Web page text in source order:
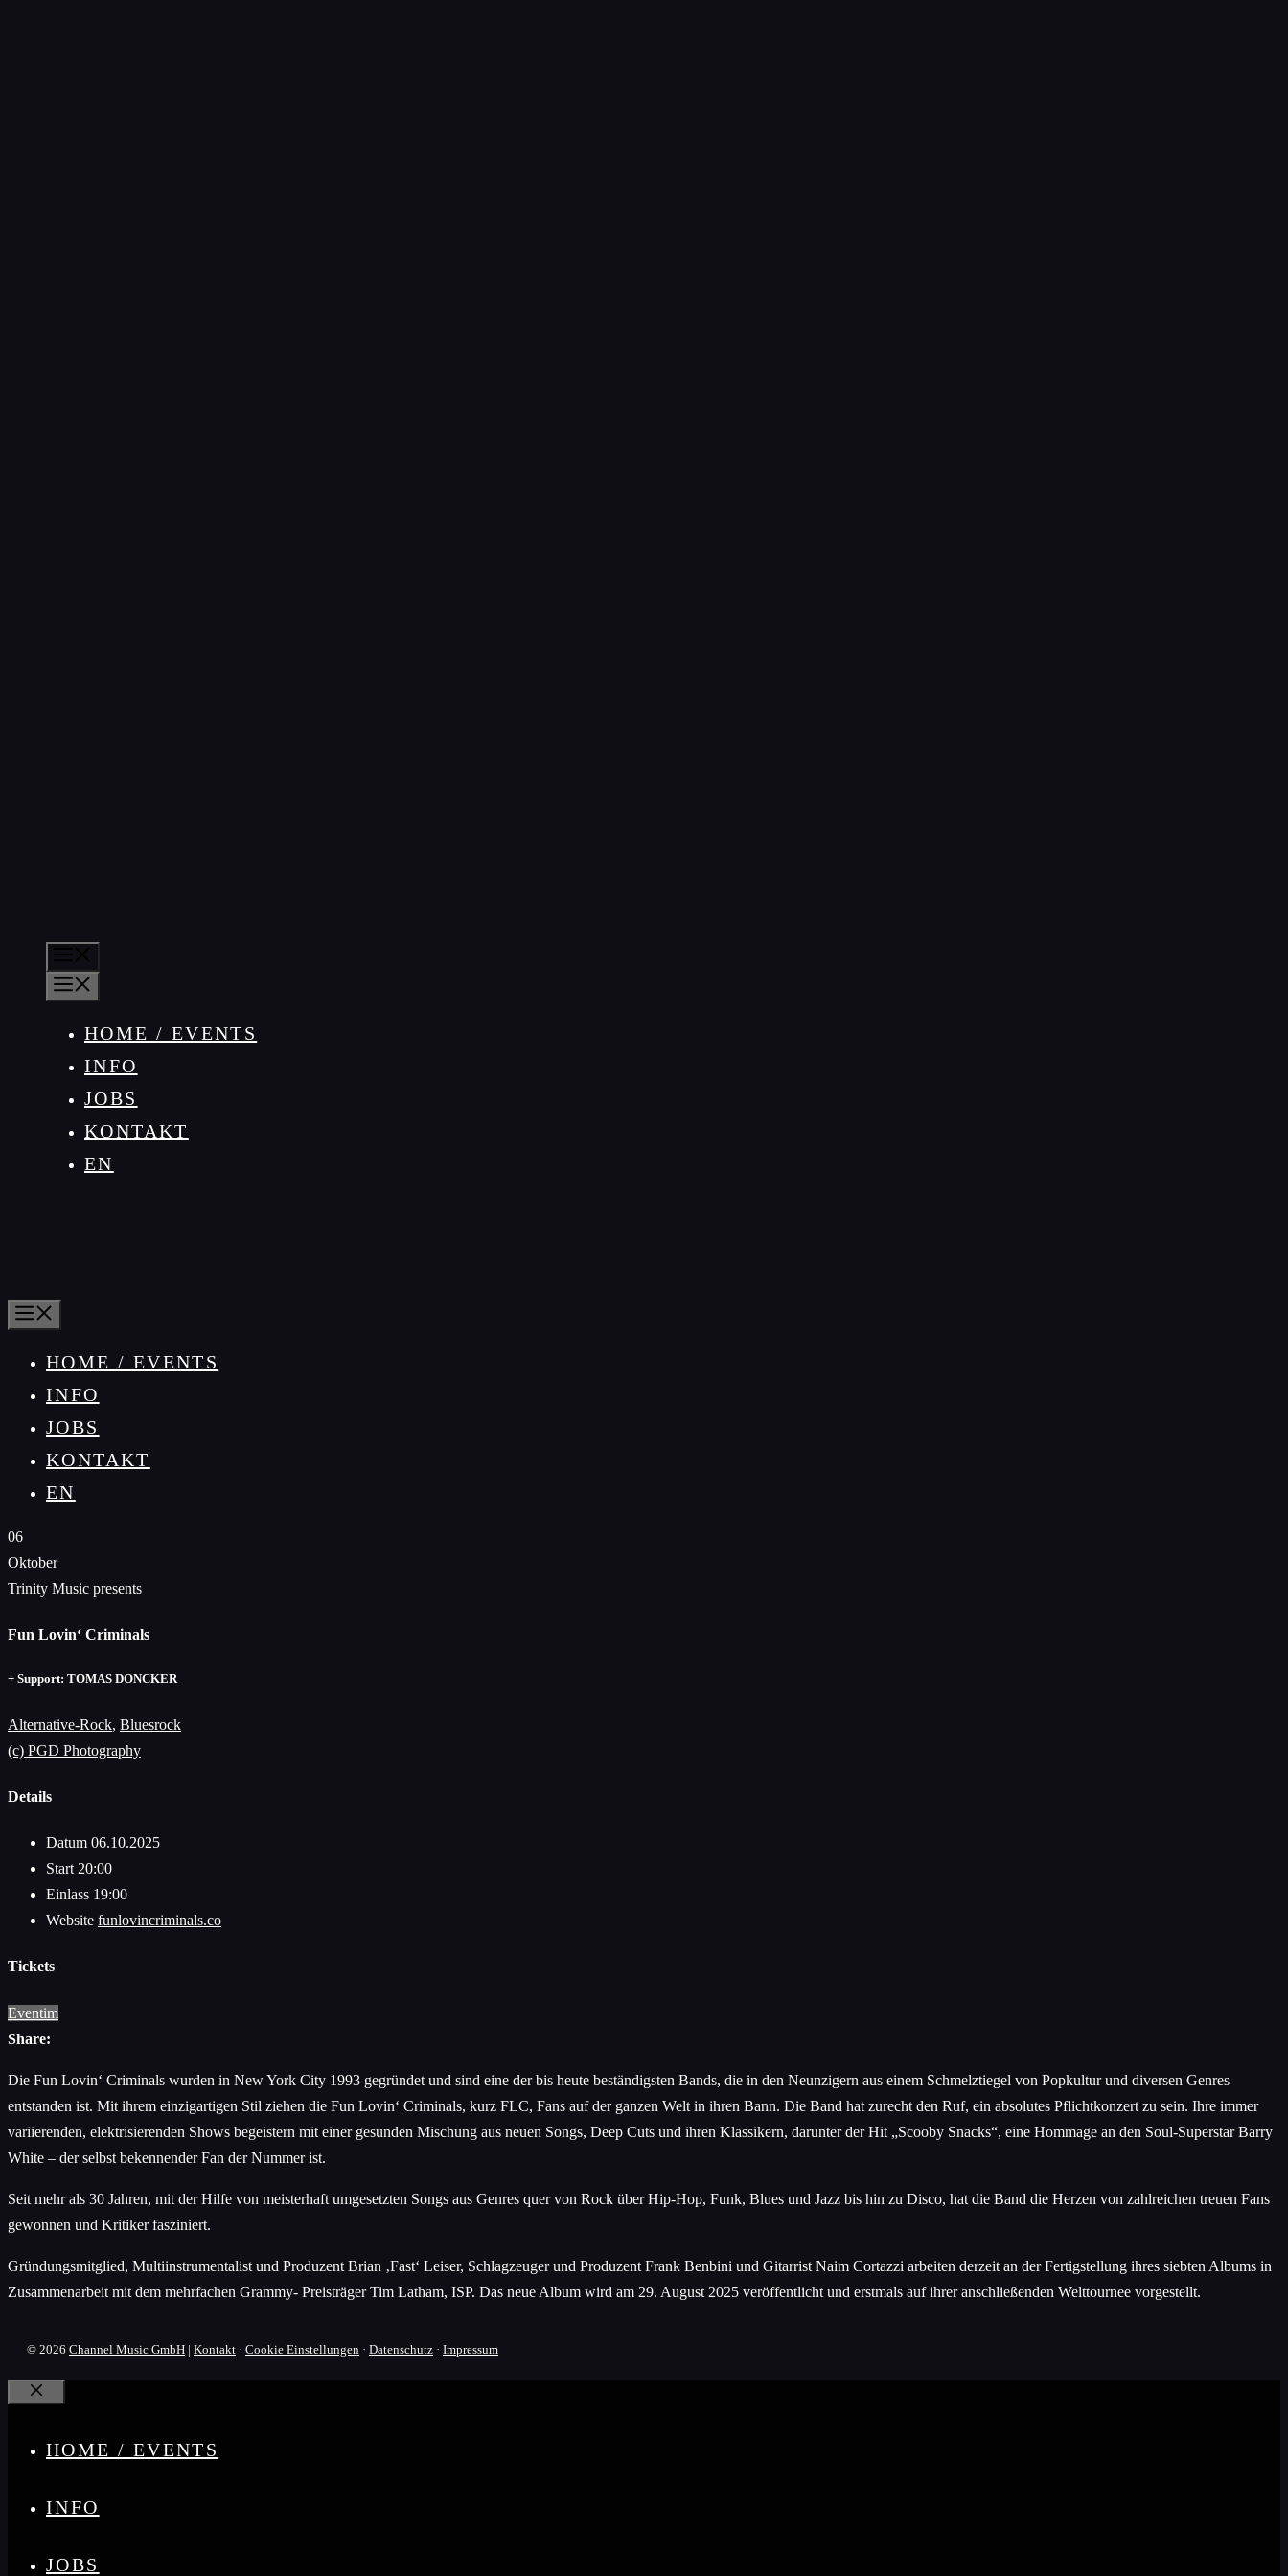
HOME / EVENTS
INFO
JOBS
KONTAKT
EN
HOME / EVENTS
INFO
JOBS
KONTAKT
EN
06
Oktober
Trinity Music presents
Fun Lovin‘ Criminals
+ Support: TOMAS DONCKER
Alternative-Rock, Bluesrock
(c) PGD Photography
Details
Datum 06.10.2025
Start 20:00
Einlass 19:00
Website funlovincriminals.co
Tickets
Eventim
Share:
Die Fun Lovin‘ Criminals wurden in New York City 1993 gegründet und sind eine der bis heute beständigsten Bands, die in den Neunzigern aus einem Schmelztiegel von Popkultur und diversen Genres
entstanden ist. Mit ihrem einzigartigen Stil ziehen die Fun Lovin‘ Criminals, kurz FLC, Fans auf der ganzen Welt in ihren Bann. Die Band hat zurecht den Ruf, ein absolutes Pflichtkonzert zu sein. Ihre immer
variierenden, elektrisierenden Shows begeistern mit einer gesunden Mischung aus neuen Songs, Deep Cuts und ihren Klassikern, darunter der Hit „Scooby Snacks“, eine Hommage an den Soul-Superstar Barry
White – der selbst bekennender Fan der Nummer ist.
Seit mehr als 30 Jahren, mit der Hilfe von meisterhaft umgesetzten Songs aus Genres quer von Rock über Hip-Hop, Funk, Blues und Jazz bis hin zu Disco, hat die Band die Herzen von zahlreichen treuen Fans
gewonnen und Kritiker fasziniert.
Gründungsmitglied, Multiinstrumentalist und Produzent Brian ‚Fast‘ Leiser, Schlagzeuger und Produzent Frank Benbini und Gitarrist Naim Cortazzi arbeiten derzeit an der Fertigstellung ihres siebten Albums in
Zusammenarbeit mit dem mehrfachen Grammy- Preisträger Tim Latham, ISP. Das neue Album wird am 29. August 2025 veröffentlicht und erstmals auf ihrer anschließenden Welttournee vorgestellt.
© 2026 Channel Music GmbH | Kontakt · Cookie Einstellungen · Datenschutz · Impressum
Schließen
HOME / EVENTS
INFO
JOBS